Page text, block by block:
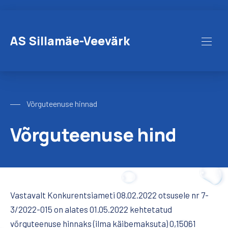
AS Sillamäe-Veevärk
Võrguteenuse hinnad
Võrguteenuse hind
Vastavalt Konkurentsiameti 08.02.2022 otsusele nr 7-
3/2022-015 on alates 01.05.2022 kehtetatud
võrguteenuse hinnaks (ilma käibemaksuta) 0,15061